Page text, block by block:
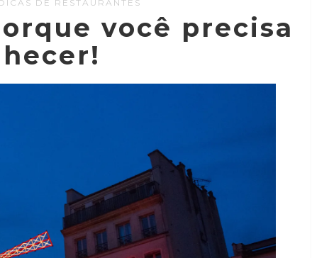
DE RESTAURANTES
você precisa